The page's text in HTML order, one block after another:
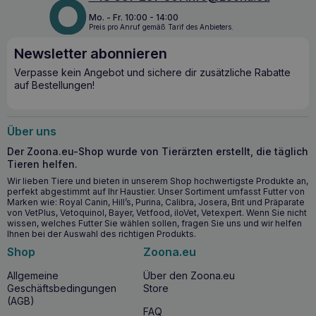
Zahnstein, polieren und glätten die Oberfläche der
Zähne.
Antibakteriell:
haben starke antibakterielle und
entzündungshemmende Eigenschaften, die zur
Erhaltung der Mundgesundheit beitragen.
Verbessert die Frische des Atems:
Ab wann lohnt sich die Anwendung?
TOTOBI Natural Parsley Toothpaste
Anwendung bei Hunden und Katzen jeden Alters. Die
regelmäßige Anwendung der Paste hilft, die Mundhygiene
aufrechtzuerhalten und beugt Problemen mit Zähnen und
Zahnfleisch vor. Das Produkt ist sicher und wirksam, daher
ist es ratsam, schon in jungen Jahren mit der Anwendung zu
beginnen, damit Ihr Haustier ein Leben lang gesunde Zähne
hat.
Warum dieses Produkt kaufen?
Toothpaste
Mo. - Fr. 10:00 - 14:00
Preis pro Anruf gemäß Tarif des Anbieters.
Newsletter abonnieren
Verpasse kein Angebot und sichere dir zusätzliche Rabatte
auf Bestellungen!
Über uns
Der Zoona.eu-Shop wurde von Tierärzten erstellt, die täglich
Tieren helfen.
Wir lieben Tiere und bieten in unserem Shop hochwertigste Produkte an,
perfekt abgestimmt auf Ihr Haustier. Unser Sortiment umfasst Futter von
Marken wie: Royal Canin, Hill’s, Purina, Calibra, Josera, Brit und Präparate
von VetPlus, Vetoquinol, Bayer, Vetfood, iloVet, Vetexpert. Wenn Sie nicht
wissen, welches Futter Sie wählen sollen, fragen Sie uns und wir helfen
Ihnen bei der Auswahl des richtigen Produkts.
Shop
Allgemeine
Geschäftsbedingungen
(AGB)
Zoona.eu
Über den Zoona.eu
Store
FAQ